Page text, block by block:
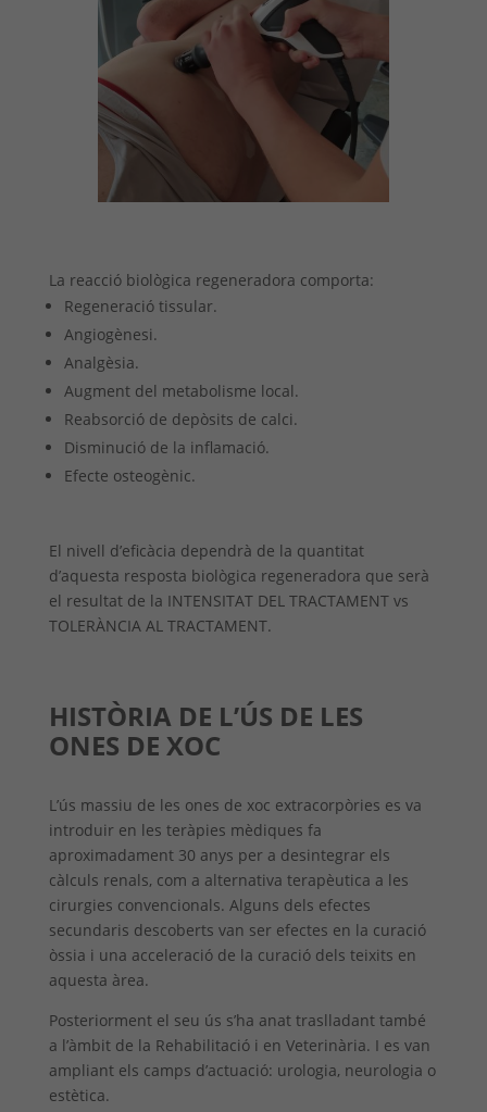
La reacció biològica regeneradora comporta:
Regeneració tissular.
Angiogènesi.
Analgèsia.
Augment del metabolisme local.
Reabsorció de depòsits de calci.
Disminució de la inflamació.
Efecte osteogènic.
El nivell d’eficàcia dependrà de la quantitat
d’aquesta resposta biològica regeneradora que serà
el resultat de la INTENSITAT DEL TRACTAMENT vs
TOLERÀNCIA AL TRACTAMENT.
HISTÒRIA DE L’ÚS DE LES
ONES DE XOC
L’ús massiu de les ones de xoc extracorpòries es va
introduir en les teràpies mèdiques fa
aproximadament 30 anys per a desintegrar els
càlculs renals, com a alternativa terapèutica a les
cirurgies convencionals. Alguns dels efectes
secundaris descoberts van ser efectes en la curació
òssia i una acceleració de la curació dels teixits en
aquesta àrea.
Posteriorment el seu ús s’ha anat traslladant també
a l’àmbit de la Rehabilitació i en Veterinària. I es van
ampliant els camps d’actuació: urologia, neurologia o
estètica.